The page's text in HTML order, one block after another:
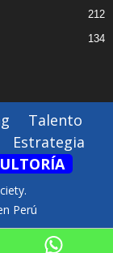
212
134
Talento
Estrategia
Perú